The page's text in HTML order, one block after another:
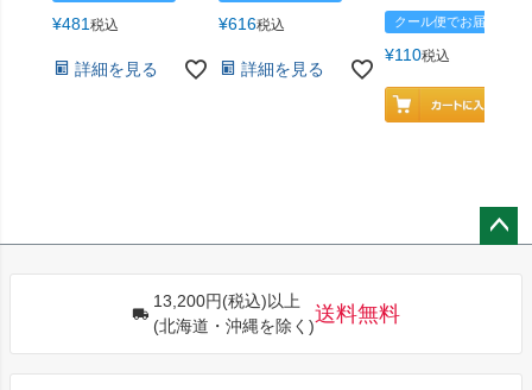
¥481 税込
詳細を見る
¥616税込
詳細を見る
クール便でお届け
¥110税込
13,200円(税込)以上
(北海道・沖縄を除く)
送料無料